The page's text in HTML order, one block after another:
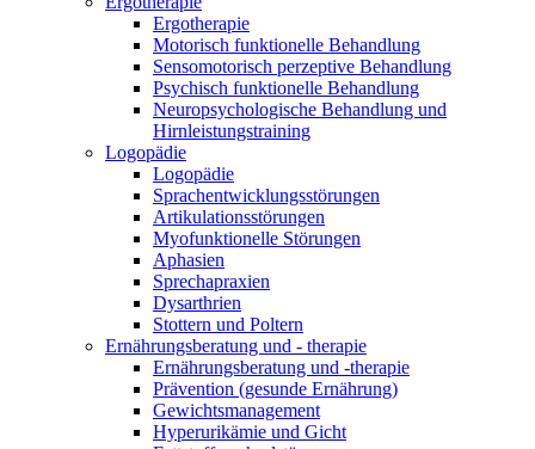
Ergotherapie
Motorisch funktionelle Behandlung
Sensomotorisch perzeptive Behandlung
Psychisch funktionelle Behandlung
Neuropsychologische Behandlung und
Hirnleistungstraining
Logopädie
Logopädie
Sprachentwicklungsstörungen
Artikulationsstörungen
Myofunktionelle Störungen
Aphasien
Sprechapraxien
Dysarthrien
Stottern und Poltern
Ernährungsberatung und - therapie
Ernährungsberatung und -therapie
Prävention (gesunde Ernährung)
Gewichtsmanagement
Hyperurikämie und Gicht